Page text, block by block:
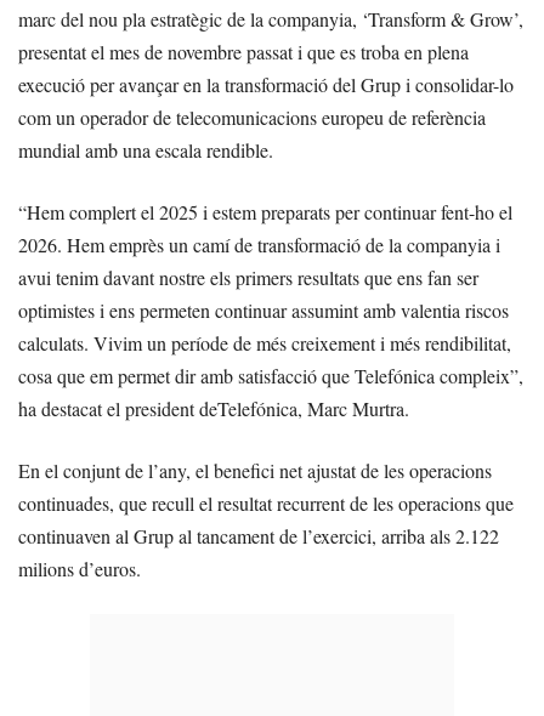
marc del nou pla estratègic de la companyia, ‘Transform & Grow’,
presentat el mes de novembre passat i que es troba en plena
execució per avançar en la transformació del Grup i consolidar-lo
com un operador de telecomunicacions europeu de referència
mundial amb una escala rendible.
“Hem complert el 2025 i estem preparats per continuar fent-ho el
2026. Hem emprès un camí de transformació de la companyia i
avui tenim davant nostre els primers resultats que ens fan ser
optimistes i ens permeten continuar assumint amb valentia riscos
calculats. Vivim un període de més creixement i més rendibilitat,
cosa que em permet dir amb satisfacció que Telefónica compleix”,
ha destacat el president deTelefónica, Marc Murtra.
En el conjunt de l’any, el benefici net ajustat de les operacions
continuades, que recull el resultat recurrent de les operacions que
continuaven al Grup al tancament de l’exercici, arriba als 2.122
milions d’euros.